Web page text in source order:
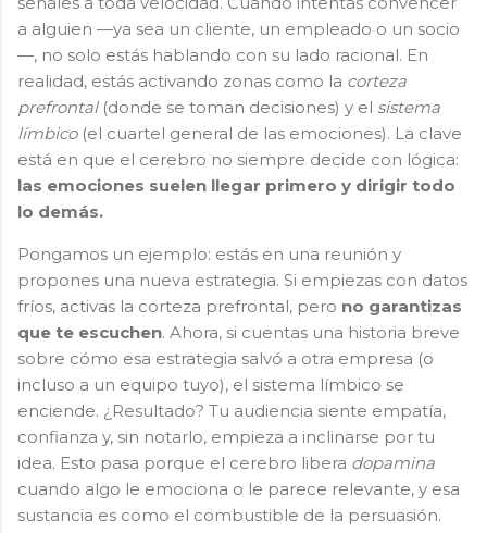
a alguien —ya sea un cliente, un empleado o un socio
—, no solo estás hablando con su lado racional. En
realidad, estás activando zonas como la corteza
prefrontal(donde se toman decisiones) y el sistema
límbico(el cuartel general de las emociones). La clave
está en que el cerebro no siempre decide con lógica:
las emociones suelen llegar primero y dirigir todo
lo demás.
Pongamos un ejemplo: estás en una reunión y
propones una nueva estrategia. Si empiezas con datos
fríos, activas la corteza prefrontal, pero no garantizas
que te escuchen. Ahora, si cuentas una historia breve
sobre cómo esa estrategia salvó a otra empresa (o
incluso a un equipo tuyo), el sistema límbico se
enciende. ¿Resultado? Tu audiencia siente empatía,
confianza y, sin notarlo, empieza a inclinarse por tu
idea. Esto pasa porque el cerebro libera dopamina
cuando algo le emociona o le parece relevante, y esa
sustancia es como el combustible de la persuasión.